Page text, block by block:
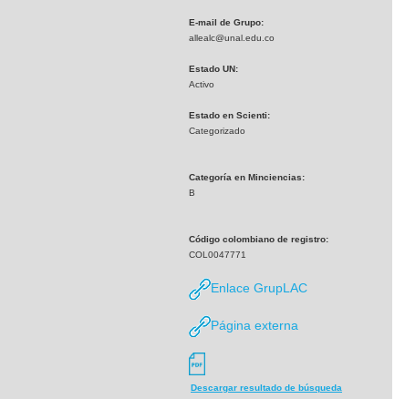
E-mail de Grupo:
allealc@unal.edu.co
Estado UN:
Activo
Estado en Scienti:
Categorizado
Categoría en Minciencias:
B
Código colombiano de registro:
COL0047771
Enlace GrupLAC
Página externa
Descargar resultado de búsqueda